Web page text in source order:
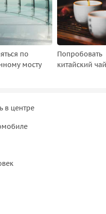
по
мосту
Попробовать
китайский чай
в центре